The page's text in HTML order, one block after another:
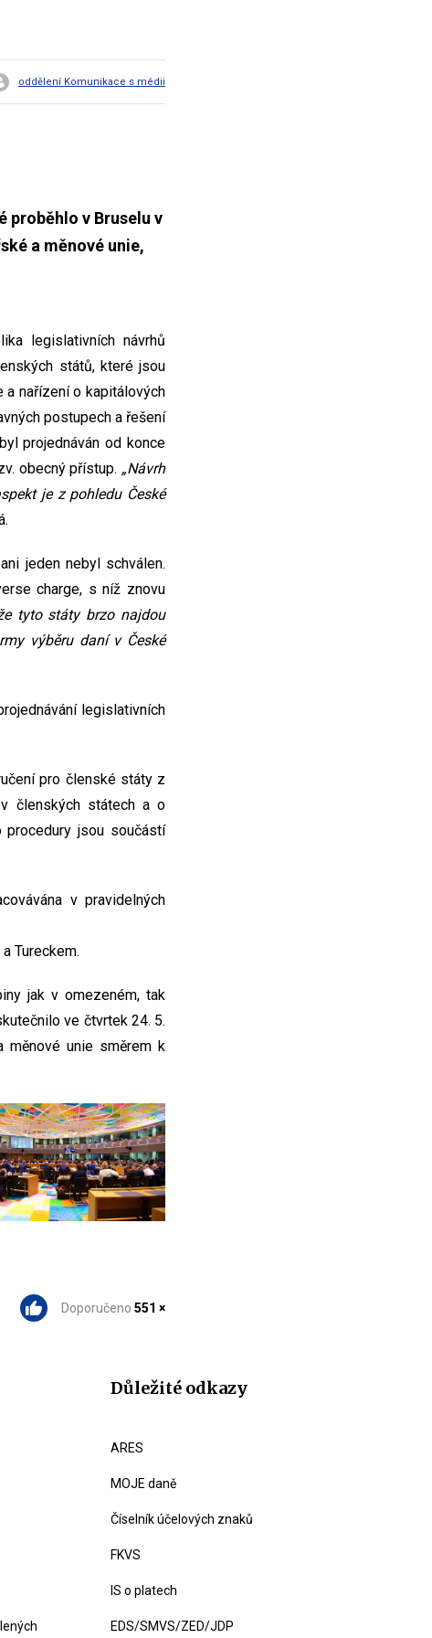
oddělení Komunikace s médii
proběhlo v Bruselu v
a měnové unie,
legislativních návrhů
států, které jsou
nařízení o kapitálových
postupech a řešení
projednáván od konce
obecný přístup. „Návrh
je z pohledu České
jeden nebyl schválen.
charge, s níž znovu
tyto státy brzo najdou
výběru daní v České
legislativních
pro členské státy z
členských státech a o
procedury jsou součástí
v pravidelných
Tureckem.
jak v omezeném, tak
ve čtvrtek 24. 5.
měnové unie směrem k
Doporučeno 551 ×
Důležité odkazy
ARES
MOJE daně
Číselník účelových znaků
FKVS
IS o platech
EDS/SMVS/ZED/JDP